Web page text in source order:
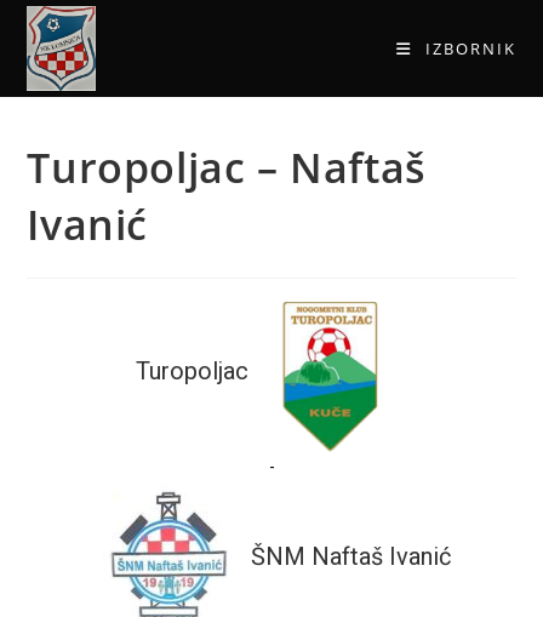
IZBORNIK
Turopoljac – Naftaš
Ivanić
Turopoljac
-
ŠNM Naftaš Ivanić